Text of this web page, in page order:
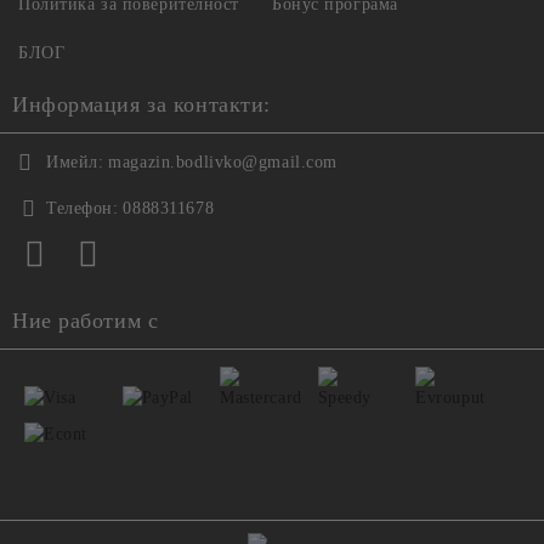
Политика за поверителност Бонус програма
БЛОГ
Информация за контакти:
Имейл: magazin.bodlivko@gmail.com
Телефон: 0888311678
Ние работим с